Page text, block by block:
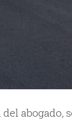
abogado,